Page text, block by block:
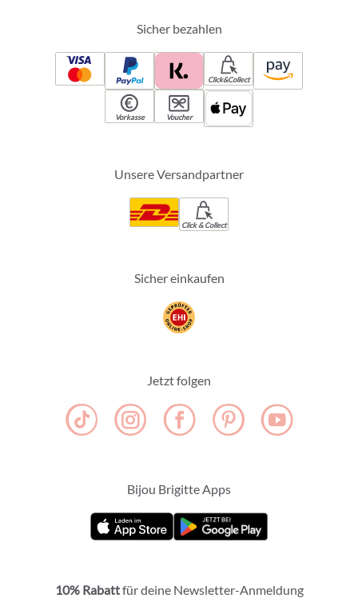
Sicher bezahlen
Click&Collect
Vorkasse Voucher
Unsere Versandpartner
Click & Collect
Sicher einkaufen
Jetzt folgen
Bijou Brigitte Apps
10% Rabattfür deine Newsletter-Anmeldung